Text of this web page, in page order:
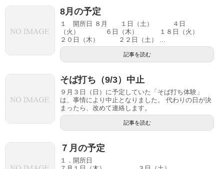
8月の予定
１ 開所日 ８月 １日（土） ４日
（火） ６日（木） １８日（火）
２０日（木） ２２日（土） ...
記事を読む
そば打ち（9/3）中止
９月３日（日）に予定していた「そば打ち体験」
は、事情により中止となりました。 代わりの日が決
まったら、改めて連絡します。
記事を読む
７月の予定
１．開所日